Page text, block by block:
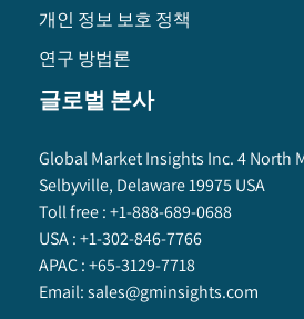
개인 정보 보호 정책
연구 방법론
글로벌 본사
Global Market Insights Inc. 4 North
Selbyville, Delaware 19975 USA
Toll free :+1-888-689-0688
USA :+1-302-846-7766
APAC :+65-3129-7718
Email:sales@gminsights.com